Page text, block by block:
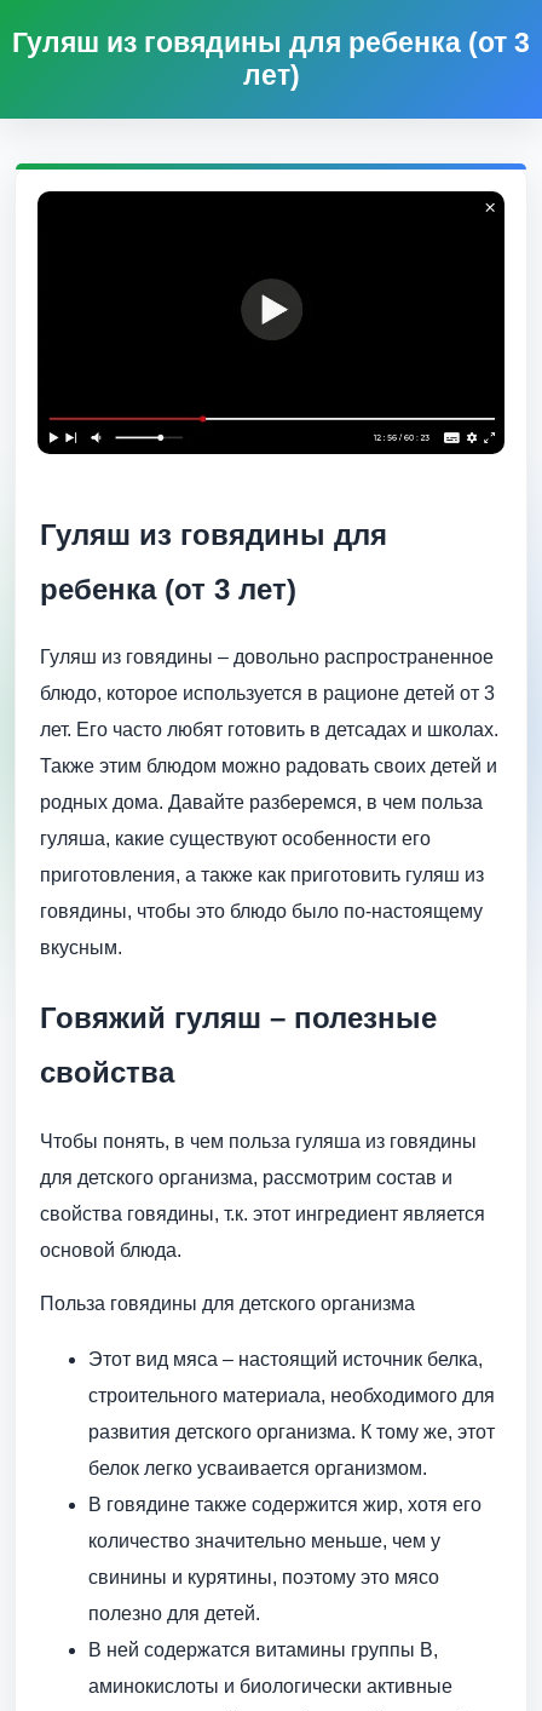
Гуляш из говядины для ребенка (от 3
лет)
Гуляш из говядины для
ребенка (от 3 лет)
Гуляш из говядины – довольно распространенное
блюдо, которое используется в рационе детей от 3
лет. Его часто любят готовить в детсадах и школах.
Также этим блюдом можно радовать своих детей и
родных дома. Давайте разберемся, в чем польза
гуляша, какие существуют особенности его
приготовления, а также как приготовить гуляш из
говядины, чтобы это блюдо было по-настоящему
вкусным.
Говяжий гуляш – полезные
свойства
Чтобы понять, в чем польза гуляша из говядины
для детского организма, рассмотрим состав и
свойства говядины, т.к. этот ингредиент является
основой блюда.
Польза говядины для детского организма
Этот вид мяса – настоящий источник белка,
строительного материала, необходимого для
развития детского организма. К тому же, этот
белок легко усваивается организмом.
В говядине также содержится жир, хотя его
количество значительно меньше, чем у
свинины и курятины, поэтому это мясо
полезно для детей.
В ней содержатся витамины группы В,
аминокислоты и биологически активные